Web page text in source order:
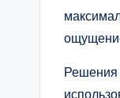
Решения